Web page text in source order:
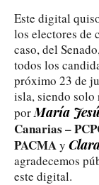
Este digital
los electores de
caso, del
todos los
próximo 23 de
isla, siendo
por María
Canarias –
PACMAy
agradecemos
este digital.